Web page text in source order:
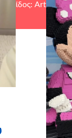
είδος: Artix